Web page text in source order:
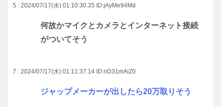
5 : 2024/07/17(水) 01:10:30.35 ID:jAyMe94Md
何故かマイクとカメラとインターネット接続
がついてそう
7 : 2024/07/17(水) 01:11:37.14 ID:nD31mAiZ0
ジャップメーカーが出したら20万取りそう